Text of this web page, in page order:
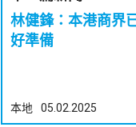
林健鋒：本港商界
好準備
本地 05.02.2025